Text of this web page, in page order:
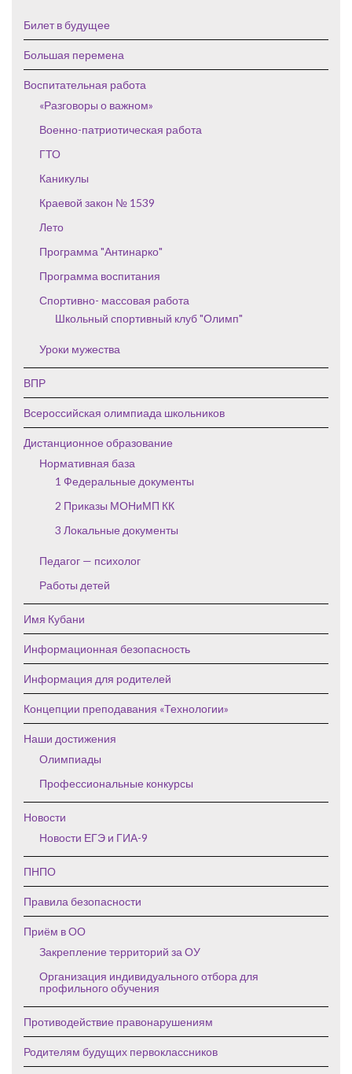
Билет в будущее
Большая перемена
Воспитательная работа
«Разговоры о важном»
Военно-патриотическая работа
ГТО
Каникулы
Краевой закон № 1539
Лето
Программа "Антинарко"
Программа воспитания
Спортивно- массовая работа
Школьный спортивный клуб "Олимп"
Уроки мужества
ВПР
Всероссийская олимпиада школьников
Дистанционное образование
Нормативная база
1 Федеральные документы
2 Приказы МОНиМП КК
3 Локальные документы
Педагог — психолог
Работы детей
Имя Кубани
Информационная безопасность
Информация для родителей
Концепции преподавания «Технологии»
Наши достижения
Олимпиады
Профессиональные конкурсы
Новости
Новости ЕГЭ и ГИА-9
ПНПО
Правила безопасности
Приём в ОО
Закрепление территорий за ОУ
Организация индивидуального отбора для
профильного обучения
Противодействие правонарушениям
Родителям будущих первоклассников